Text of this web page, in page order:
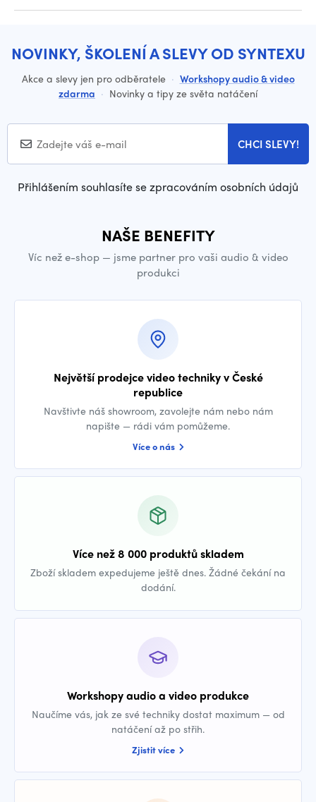
NOVINKY, ŠKOLENÍ A SLEVY OD SYNTEXU
Akce a slevy jen pro odběratele · Workshopy audio & video
zdarma · Novinky a tipy ze světa natáčení
CHCI SLEVY!
Přihlášením souhlasíte se zpracováním osobních údajů
NAŠE BENEFITY
Víc než e-shop — jsme partner pro vaši audio & video
produkci
Největší prodejce video techniky v České
republice
Navštivte náš showroom, zavolejte nám nebo nám
napište — rádi vám pomůžeme.
Více o nás
Více než 8 000 produktů skladem
Zboží skladem expedujeme ještě dnes. Žádné čekání na
dodání.
Workshopy audio a video produkce
Naučíme vás, jak ze své techniky dostat maximum — od
natáčení až po střih.
Zjistit více